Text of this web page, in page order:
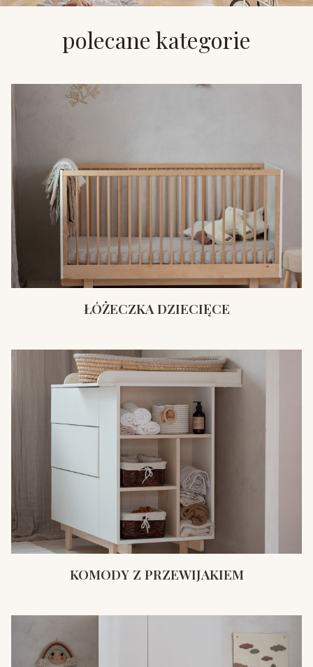
polecane kategorie
ŁÓŻECZKA DZIECIĘCE
KOMODY Z PRZEWIJAKIEM